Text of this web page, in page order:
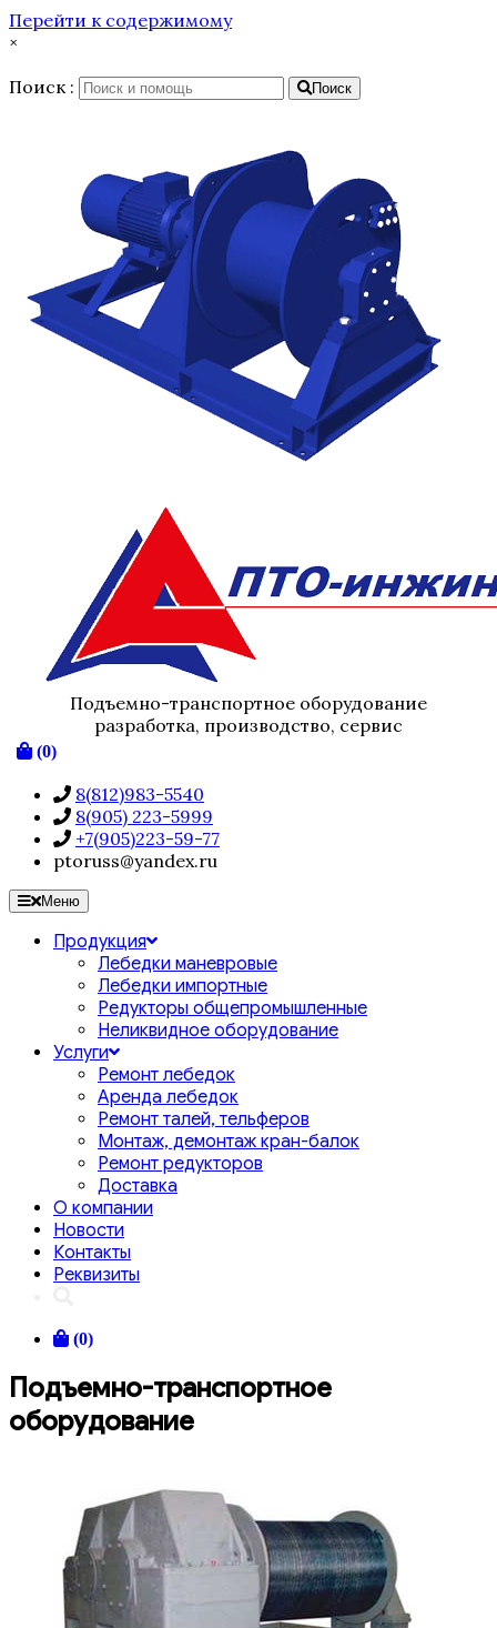
Перейти к содержимому
×
Поиск :
Поиск
Подъемно-транспортное оборудование
разработка, производство, сервис
(0)
8(812)983-5540
8(905) 223-5999
+7(905)223-59-77
ptoruss@yandex.ru
Меню
Продукция
Лебедки маневровые
Лебедки импортные
Редукторы общепромышленные
Неликвидное оборудование
Услуги
Ремонт лебедок
Аренда лебедок
Ремонт талей, тельферов
Монтаж, демонтаж кран-балок
Ремонт редукторов
Доставка
О компании
Новости
Контакты
Реквизиты
(0)
Подъемно-транспортное
оборудование